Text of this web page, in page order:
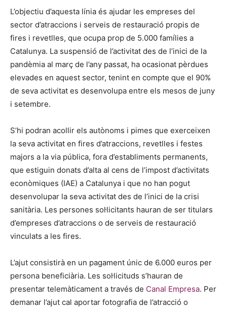
L’objectiu d’aquesta línia és ajudar les empreses del
sector d’atraccions i serveis de restauració propis de
fires i revetlles, que ocupa prop de 5.000 famílies a
Catalunya. La suspensió de l’activitat des de l’inici de la
pandèmia al març de l’any passat, ha ocasionat pèrdues
elevades en aquest sector, tenint en compte que el 90%
de seva activitat es desenvolupa entre els mesos de juny
i setembre.
S’hi podran acollir els autònoms i pimes que exerceixen
la seva activitat en fires d’atraccions, revetlles i festes
majors a la via pública, fora d’establiments permanents,
que estiguin donats d’alta al cens de l’impost d’activitats
econòmiques (IAE) a Catalunya i que no han pogut
desenvolupar la seva activitat des de l’inici de la crisi
sanitària. Les persones sol·licitants hauran de ser titulars
d’empreses d’atraccions o de serveis de restauració
vinculats a les fires.
L’ajut consistirà en un pagament únic de 6.000 euros per
persona beneficiària. Les sol·licituds s’hauran de
presentar telemàticament a través de Canal Empresa. Per
demanar l’ajut cal aportar fotografia de l’atracció o